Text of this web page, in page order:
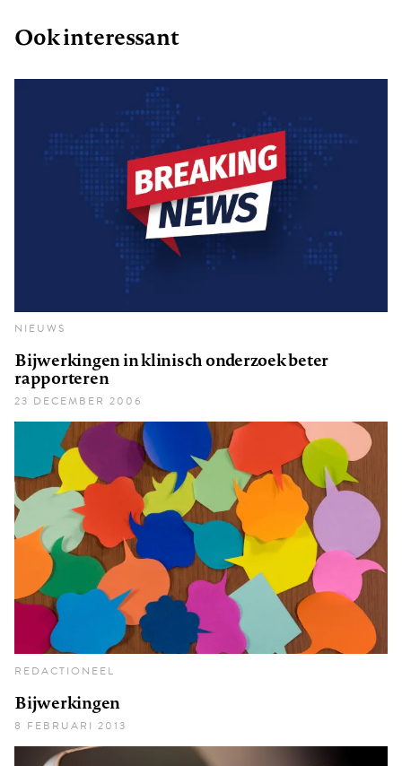
Ook interessant
NIEUWS
Bijwerkingen in klinisch onderzoek beter
rapporteren
23 DECEMBER 2006
REDACTIONEEL
Bijwerkingen
8 FEBRUARI 2013